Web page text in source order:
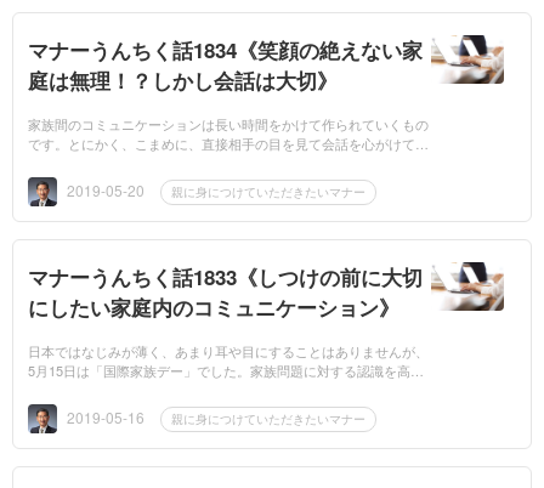
マナーうんちく話1834《笑顔の絶えない家
庭は無理！？しかし会話は大切》
家族間のコミュニケーションは長い時間をかけて作られていくもの
です。とにかく、こまめに、直接相手の目を見て会話を心がけて下
限り皆で食事...
2019-05-20 親に身につけていただきたいマナー
マナーうんちく話1833《しつけの前に大切
にしたい家庭内のコミュニケーション》
日本ではなじみが薄く、あまり耳や目にすることはありませんが、
5月15日は「国際家族デー」でした。家族問題に対する認識を高
的として国連が1993...
2019-05-16 親に身につけていただきたいマナー